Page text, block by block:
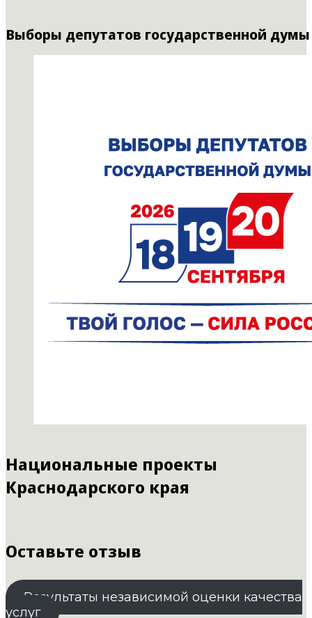
Выборы депутатов государственной думы
Национальные проекты
Краснодарского края
Оставьте отзыв
Результаты независимой оценки качества
услуг